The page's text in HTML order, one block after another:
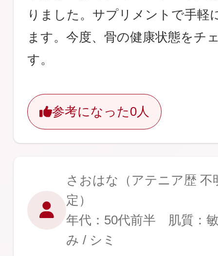
りました。サプリメントで手軽
ます。今度、骨の健康状態をチ
す。
参考になった0人
さおはな （アテニア歴
定）
年代：50代前半 肌質：
み / シミ